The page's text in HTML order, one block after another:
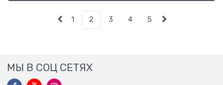
1 2 3 4 5
МЫ В СОЦ СЕТЯХ